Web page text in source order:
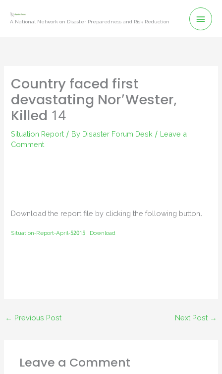
A National Network on Disaster Preparedness and Risk Reduction
Country faced first
devastating Nor’Wester,
Killed 14
Situation Report/ By Disaster Forum Desk / Leave a
Comment
Download the report file by clicking the following button.
Situation-Report-April-52015 Download
← Previous Post Next Post →
Leave a Comment